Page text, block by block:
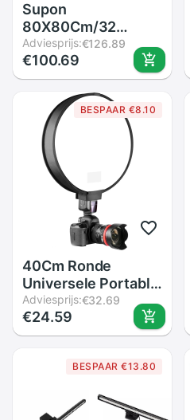
Supon
80X80Cm/32
&quot;X 32&quot;
Honingraat Voor S-
Type Studio
Speedlite Flash
softbox (80*80Cm
Grid Alleen)
Adviesprijs:€126.89
€100.69
BESPAAR €8.10
40Cm Ronde
Universele Portable
Speedlight Softbox
Flash Diffuser Op-
Top Soft Box Voor
Adviesprijs:€32.69
€24.59
BESPAAR €13.80